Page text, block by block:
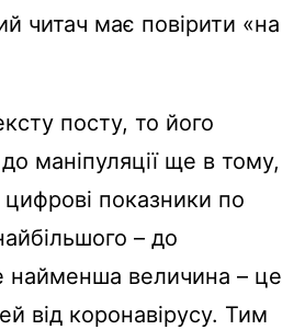
читач має повірити «на
посту, то його
маніпуляції ще в тому,
показники по
– до
найменша величина – це
від коронавірусу. Тим